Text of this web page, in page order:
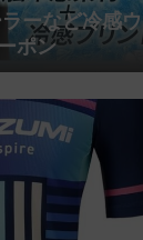
ーなど冷感ウ
ポン